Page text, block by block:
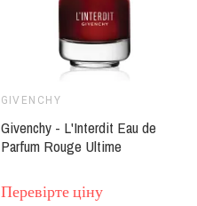
GIVENCHY
Givenchy - L'Interdit Eau de
Parfum Rouge Ultime
Перевірте ціну